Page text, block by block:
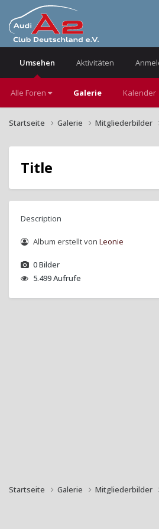
Umsehen
Alle Foren Galerie Kalender
Aktivitäten
Startseite Galerie Mitgliederbilder
Title
Description
Album erstellt vonLeonie
0 Bilder
5.499 Aufrufe
Startseite Galerie Mitgliederbilder